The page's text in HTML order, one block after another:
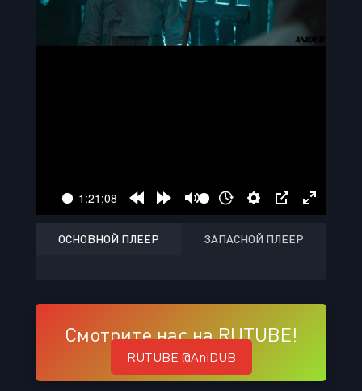
ОСНОВНОЙ ПЛЕЕР ЗАПАСНОЙ ПЛЕЕР
Смотрите нас на RUTUBE!
RUTUBE @AniDUB